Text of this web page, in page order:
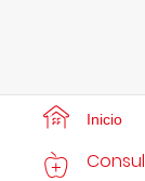
Inicio